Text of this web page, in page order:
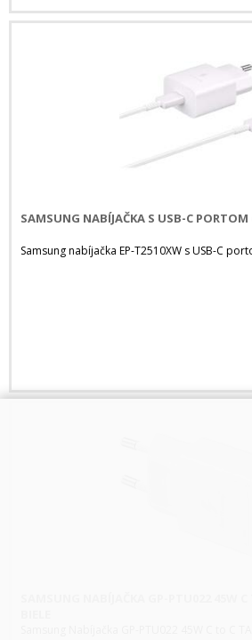
SAMSUNG NABÍJAČKA S USB-C
Samsung nabíjačka EP-T2510XW s USB-C